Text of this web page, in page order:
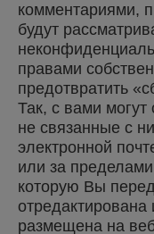
комментариями,
будут
правами
предотвратить
Так, с вами могут
не связанные с
электронной
или за
которую Вы
размещена на